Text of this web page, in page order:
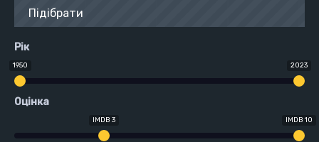
Підібрати
Рік
1950 2023
Оцінка
IMDB 3 IMDB 10